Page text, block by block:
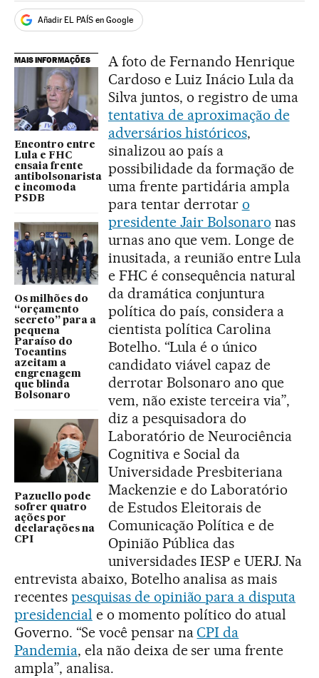
Añadir EL PAÍS en Google
MAIS INFORMAÇÕES
Encontro entre
Lula e FHC
ensaia frente
antibolsonarista
e incomoda
PSDB
Os milhões do
“orçamento
secreto” para a
pequena
Paraíso do
Tocantins
azeitam a
engrenagem
que blinda
Bolsonaro
Pazuello pode
sofrer quatro
ações por
declarações na
CPI
A foto de Fernando Henrique
Cardoso e Luiz Inácio Lula da
Silva juntos, o registro de uma
tentativa de aproximação de
adversários históricos,
sinalizou ao país a
possibilidade da formação de
uma frente partidária ampla
para tentar derrotar o
presidente Jair Bolsonaro nas
urnas ano que vem. Longe de
inusitada, a reunião entre Lula
e FHC é consequência natural
da dramática conjuntura
política do país, considera a
cientista política Carolina
Botelho. “Lula é o único
candidato viável capaz de
derrotar Bolsonaro ano que
vem, não existe terceira via”,
diz a pesquisadora do
Laboratório de Neurociência
Cognitiva e Social da
Universidade Presbiteriana
Mackenzie e do Laboratório
de Estudos Eleitorais de
Comunicação Política e de
Opinião Pública das
universidades IESP e UERJ. Na
entrevista abaixo, Botelho analisa as mais
recentes pesquisas de opinião para a disputa
presidencial e o momento político do atual
Governo. “Se você pensar naCPI da
Pandemia, ela não deixa de ser uma frente
ampla”, analisa.